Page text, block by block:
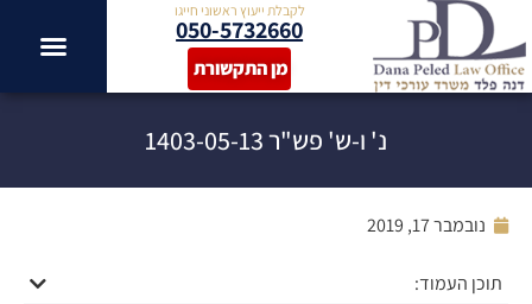
לקבלת ייעוץ ראשוני חייגו
050-5732660
מן התקשורת
נ' ו-ש' פש"ר 1403-05-13
נובמבר 17, 2019
תוכן העמוד: